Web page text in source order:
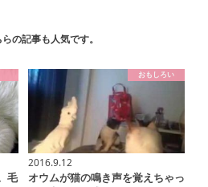
らの記事も人気です。
毛
おもしろい
2016.9.12
オウムが猫の鳴き声を覚えちゃっ